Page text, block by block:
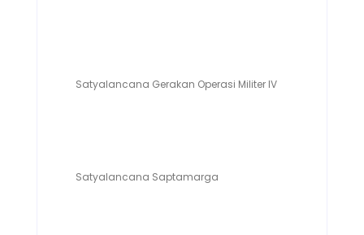
Satyalancana Gerakan Operasi Militer IV
Satyalancana Saptamarga